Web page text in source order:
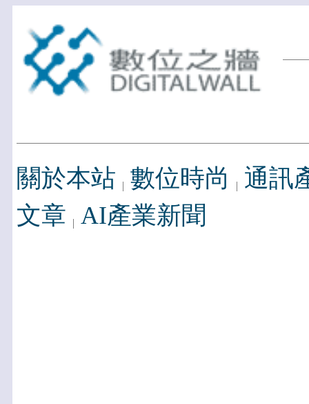
關於本站 數位時尚
通訊
文章 AI產業新聞